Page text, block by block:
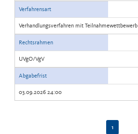
Verfahrensart
Verhandlungsverfahren mit Teilnahmewettbewerb
Rechtsrahmen
UVgO/VgV
Abgabefrist
03.09.2026 24:00
1